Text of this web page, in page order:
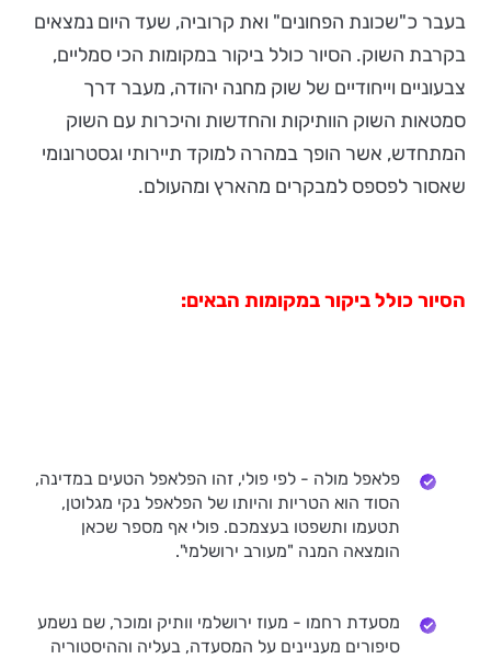
בעבר כ"שכונת הפחונים" ואת קרוביה, שעד היום נמצאים
בקרבת השוק. הסיור כולל ביקור במקומות הכי סמליים,
צבעוניים וייחודיים של שוק מחנה יהודה, מעבר דרך
סמטאות השוק הוותיקות והחדשות והיכרות עם השוק
המתחדש, אשר הופך במהרה למוקד תיירותי וגסטרונומי
שאסור לפספס למבקרים מהארץ ומהעולם.
הסיור כולל ביקור במקומות הבאים:
פלאפל מולה - לפי פולי, זהו הפלאפל הטעים במדינה,
הסוד הוא הטריות והיותו של הפלאפל נקי מגלוטן,
תטעמו ותשפטו בעצמכם. פולי אף מספר שכאן
הומצאה המנה "מעורב ירושלמי".
מסעדת רחמו - מעוז ירושלמי וותיק ומוכר, שם נשמע
סיפורים מעניינים על המסעדה, בעליה וההיסטוריה